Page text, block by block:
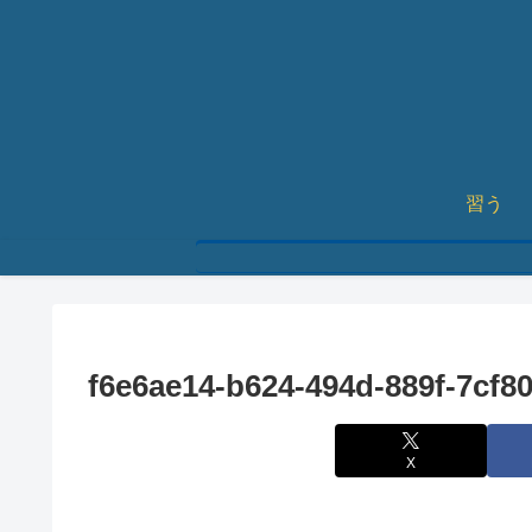
習う
f6e6ae14-b624-494d-889f-
X